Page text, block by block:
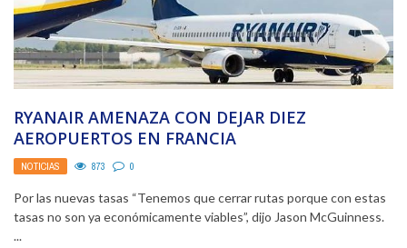
RYANAIR AMENAZA CON DEJAR DIEZ
AEROPUERTOS EN FRANCIA
NOTICIAS 873 0
Por las nuevas tasas “Tenemos que cerrar rutas porque con estas
tasas no son ya económicamente viables”, dijo Jason McGuinness.
...